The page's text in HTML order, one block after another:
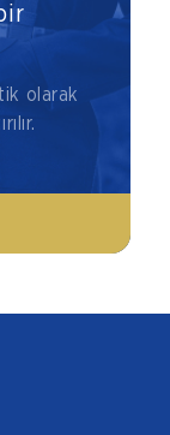
olarak